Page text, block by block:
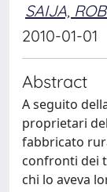
SAIJA,
2010-01-01
Abstract
A seguito
proprietari
fabbricato
confronti dei
chi lo aveva